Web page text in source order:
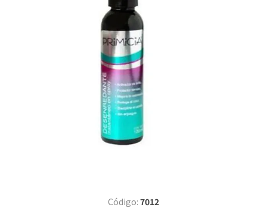
Código: 7012